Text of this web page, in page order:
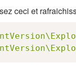
ceci et